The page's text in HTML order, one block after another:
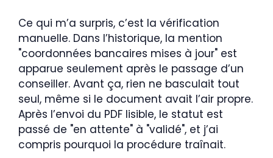
Ce qui m’a surpris, c’est la vérification
manuelle. Dans l’historique, la mention
"coordonnées bancaires mises à jour" est
apparue seulement après le passage d’un
conseiller. Avant ça, rien ne basculait tout
seul, même si le document avait l’air propre.
Après l’envoi du PDF lisible, le statut est
passé de "en attente" à "validé", et j’ai
compris pourquoi la procédure traînait.